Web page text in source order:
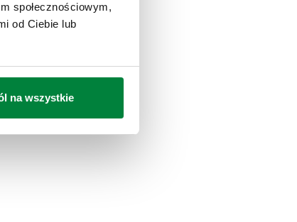
społecznościowym,
od Ciebie lub
na wszystkie